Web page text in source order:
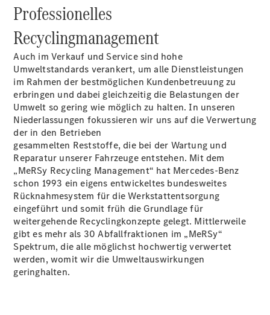
Karriere
Unsere
aktuellen
Ausbildungs-
und
Stellenangebote
Professionelles
Recyclingmanagement
Auch im Verkauf und Service sind hohe
Umweltstandards verankert, um alle Dienstleistungen
im Rahmen der bestmöglichen Kundenbetreuung zu
erbringen und dabei gleichzeitig die Belastungen der
Umwelt so gering wie möglich zu halten. In unseren
Niederlassungen fokussieren wir uns auf die Verwertung
der in den Betrieben
gesammelten Reststoffe, die bei der Wartung und
Reparatur unserer Fahrzeuge entstehen. Mit dem
„MeRSy Recycling Management“ hat Mercedes-Benz
schon 1993 ein eigens entwickeltes bundesweites
Rücknahmesystem für die Werkstattentsorgung
eingeführt und somit früh die Grundlage für
weitergehende Recyclingkonzepte gelegt. Mittlerweile
gibt es mehr als 30 Abfallfraktionen im „MeRSy“
Spektrum, die alle möglichst hochwertig verwertet
werden, womit wir die Umweltauswirkungen
geringhalten.